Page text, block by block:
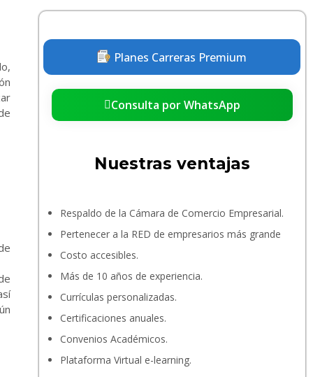
Planes Carreras Premium
Consulta por WhatsApp
Nuestras ventajas
Respaldo de la Cámara de Comercio Empresarial.
Pertenecer a la RED de empresarios más grande
Costo accesibles.
Más de 10 años de experiencia.
Currículas personalizadas.
Certificaciones anuales.
Convenios Académicos.
Plataforma Virtual e-learning.